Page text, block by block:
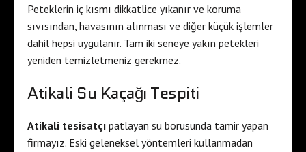
Peteklerin iç kısmı dikkatlice yıkanır ve koruma
sıvısından, havasının alınması ve diğer küçük işlemler
dahil hepsi uygulanır. Tam iki seneye yakın petekleri
yeniden temizletmeniz gerekmez.
Atikali Su Kaçağı Tespiti
Atikali tesisatçı patlayan su borusunda tamir yapan
firmayız. Eski geleneksel yöntemleri kullanmadan